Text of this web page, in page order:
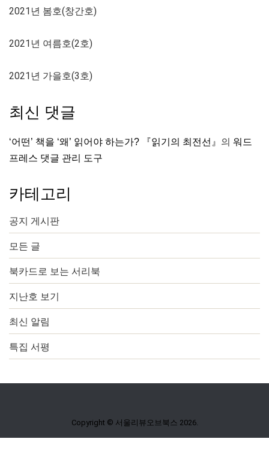
2021년 봄호(창간호)
2021년 여름호(2호)
2021년 가을호(3호)
최신 댓글
‘어떤’ 책을 ‘왜’ 읽어야 하는가? 『읽기의 최전선』 의 워드
프레스 댓글 관리 도구
카테고리
공지 게시판
모든 글
북카드로 보는 서리북
지난호 보기
최신 알림
특집 서평
Copyright © 서울리뷰오브북스 2026.